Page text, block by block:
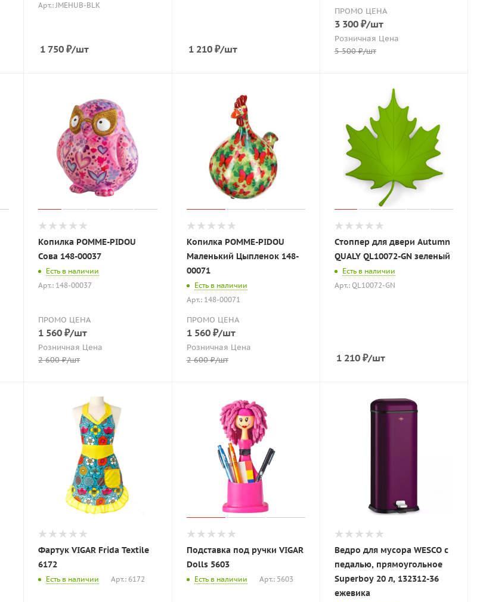
Арт.: JMEHUB-BLK
1 750 ₽/шт 1 210₽/шт
ПРОМО ЦЕНА
3 300₽/шт
Розничная Цена
5 500₽/шт
Копилка POMME-PIDOU
Сова 148-00037
Есть в наличии
Арт.: 148-00037
ПРОМО ЦЕНА
1 560 ₽/шт
Розничная Цена
2 600₽/шт
Копилка POMME-PIDOU
Маленький Цыпленок 148-
00071
Есть в наличии
Арт.: 148-00071
ПРОМО ЦЕНА
1 560₽/шт
Розничная Цена
2 600₽/шт
Стоппер для двери Autumn
QUALY QL10072-GN зеленый
Есть в наличии
Арт.: QL10072-GN
1 210₽/шт
Фартук VIGAR Frida Textile
6172
Есть в наличии Арт.: 6172
Подставка под ручки VIGAR
Dolls 5603
Есть в наличии Арт.: 5603
Ведро для мусора WESCO с
педалью, прямоугольное
Superboy 20 л, 132312-36
ежевика